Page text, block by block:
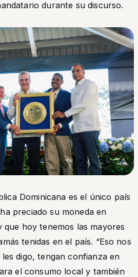
durante su discurso.
Dominicana es el único país
preciado su moneda en
hoy tenemos las mayores
tenidas en el país. “Eso nos
digo, tengan confianza en
el consumo local y también